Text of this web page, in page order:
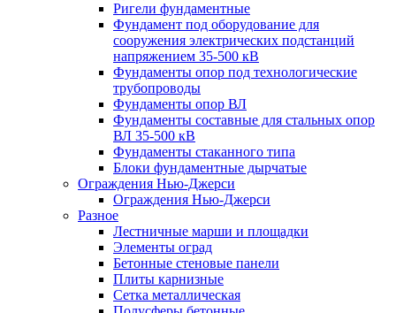
Ригели фундаментные
Фундамент под оборудование для
сооружения электрических подстанций
напряжением 35-500 кВ
Фундаменты опор под технологические
трубопроводы
Фундаменты опор ВЛ
Фундаменты составные для стальных опор
ВЛ 35-500 кВ
Фундаменты стаканного типа
Блоки фундаментные дырчатые
Ограждения Нью-Джерси
Ограждения Нью-Джерси
Разное
Лестничные марши и площадки
Элементы оград
Бетонные стеновые панели
Плиты карнизные
Сетка металлическая